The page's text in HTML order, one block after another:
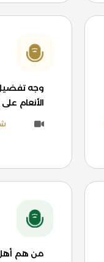
وجه
الأنعام على
من هم